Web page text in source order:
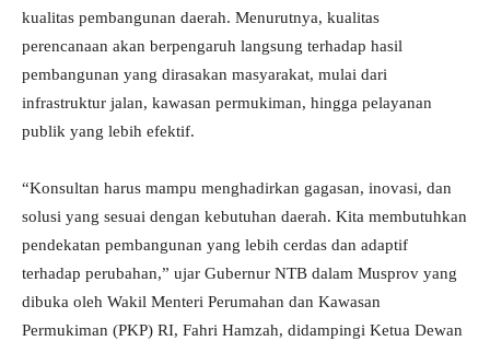
kualitas pembangunan daerah. Menurutnya, kualitas
perencanaan akan berpengaruh langsung terhadap hasil
pembangunan yang dirasakan masyarakat, mulai dari
infrastruktur jalan, kawasan permukiman, hingga pelayanan
publik yang lebih efektif.
“Konsultan harus mampu menghadirkan gagasan, inovasi, dan
solusi yang sesuai dengan kebutuhan daerah. Kita membutuhkan
pendekatan pembangunan yang lebih cerdas dan adaptif
terhadap perubahan,” ujar Gubernur NTB dalam Musprov yang
dibuka oleh Wakil Menteri Perumahan dan Kawasan
Permukiman (PKP) RI, Fahri Hamzah, didampingi Ketua Dewan